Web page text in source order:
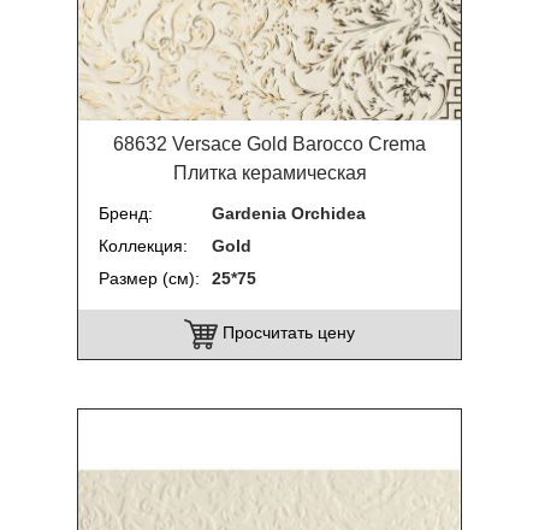
68632 Versace Gold Barocco Crema
Плитка керамическая
Бренд
Gardenia Orchidea
Коллекция
Gold
Размер (см)
25*75
Просчитать цену